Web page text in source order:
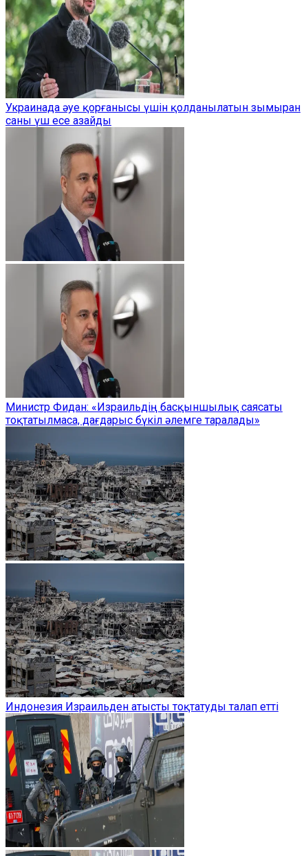
Украинада әуе қорғанысы үшін қолданылатын зымыран
саны үш есе азайды
Министр Фидан: «Израильдің басқыншылық саясаты
тоқтатылмаса, дағдарыс бүкіл әлемге таралады»
Индонезия Израильден атысты тоқтатуды талап етті